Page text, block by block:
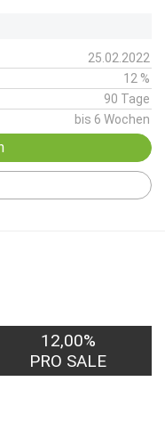
25.02.2022
12 %
90 Tage
bis 6 Wochen
12,00%
PRO SALE